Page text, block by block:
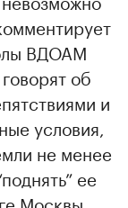
ВДОАМ
об
и
условия,
не менее
ее
Москвы